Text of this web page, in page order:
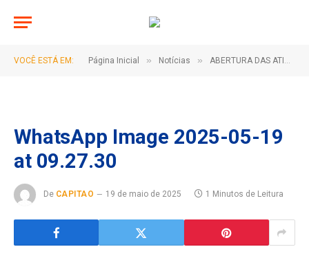
VOCÊ ESTÁ EM: Página Inicial » Notícias » ABERTURA DAS ATIVIDADES DO SCFV 2025!
WhatsApp Image 2025-05-19
at 09.27.30
De CAPITAO 19 de maio de 2025 1 Minutos de Leitura